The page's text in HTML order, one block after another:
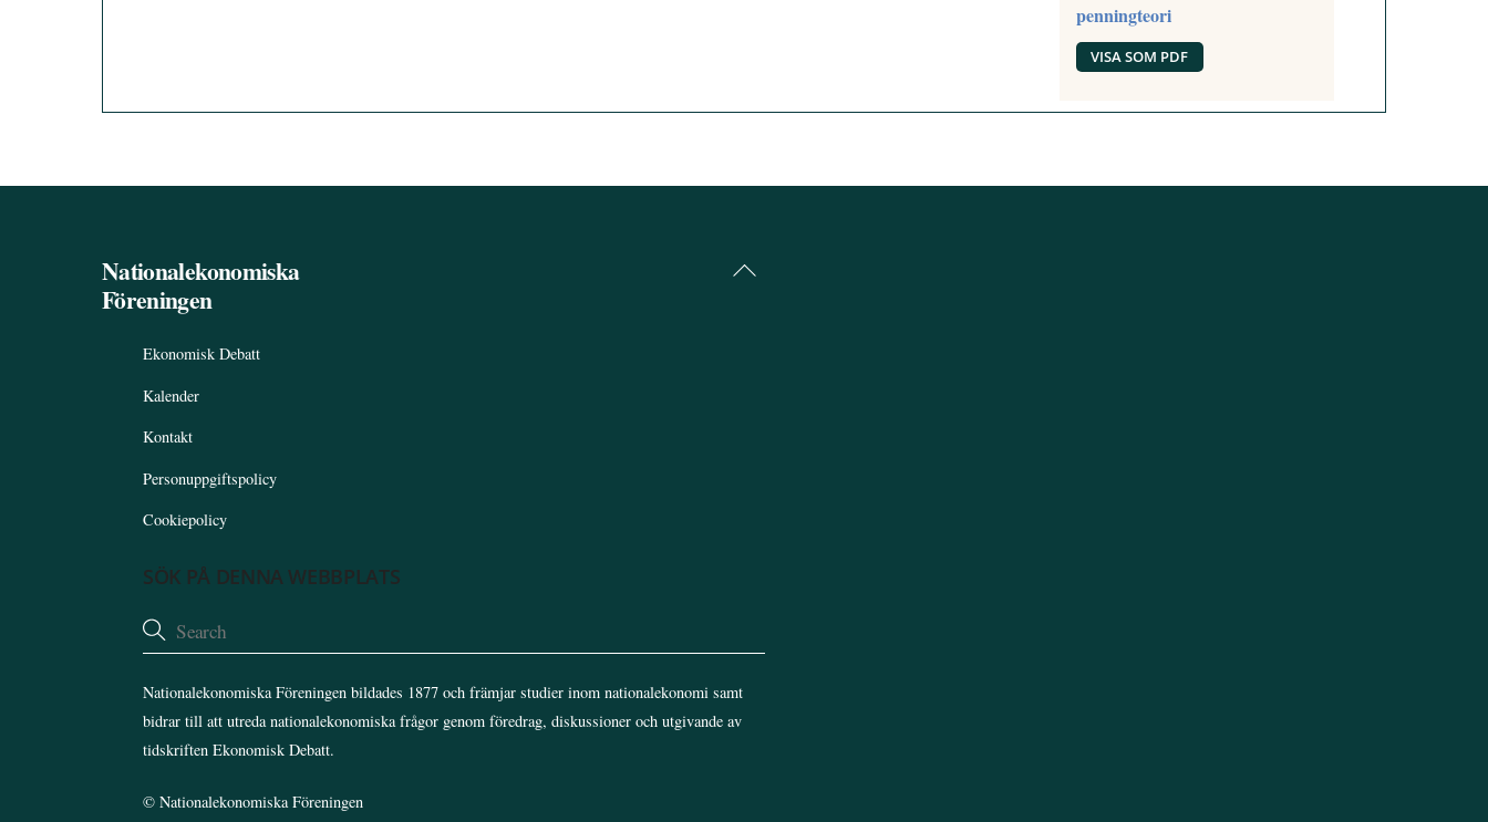
penningteori
VISA SOM PDF
Back
Nationalekonomiska
Föreningen
Ekonomisk Debatt
Kalender
Kontakt
Personuppgiftspolicy
Cookiepolicy
SÖK PÅ DENNA WEBBPLATS
Nationalekonomiska Föreningen bildades 1877 och främjar studier inom nationalekonomi samt
bidrar till att utreda nationalekonomiska frågor genom föredrag, diskussioner och utgivande av
tidskriften Ekonomisk Debatt.
©Nationalekonomiska Föreningen